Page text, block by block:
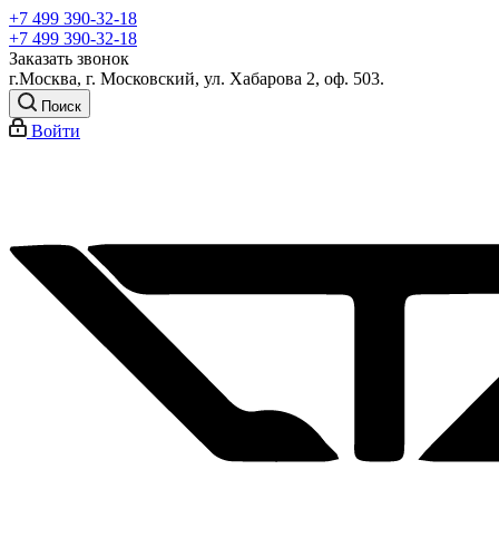
+7 499 390-32-18
+7 499 390-32-18
Заказать звонок
г.Москва, г. Московский, ул. Хабарова 2, оф. 503.
Поиск
Войти